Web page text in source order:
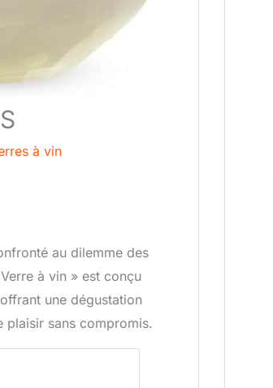
à vin
au dilemme des
à vin » est conçu
une dégustation
plaisir sans compromis.